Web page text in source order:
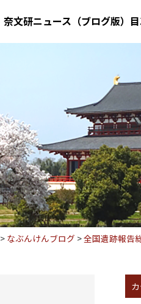
奈文研ニュース（ブログ版）
> なぶんけんブログ >全国遺跡報告